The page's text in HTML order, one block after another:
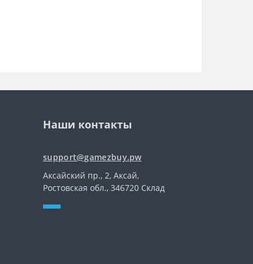
Наши контакты
support@gamezbuy.pw
Аксайский пр., 2, Аксай,
Ростовская обл., 346720 Склад